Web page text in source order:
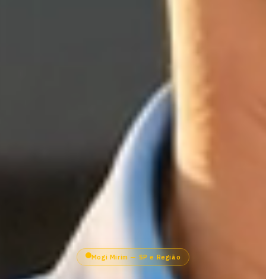
Mogi Mirim — SP e Região